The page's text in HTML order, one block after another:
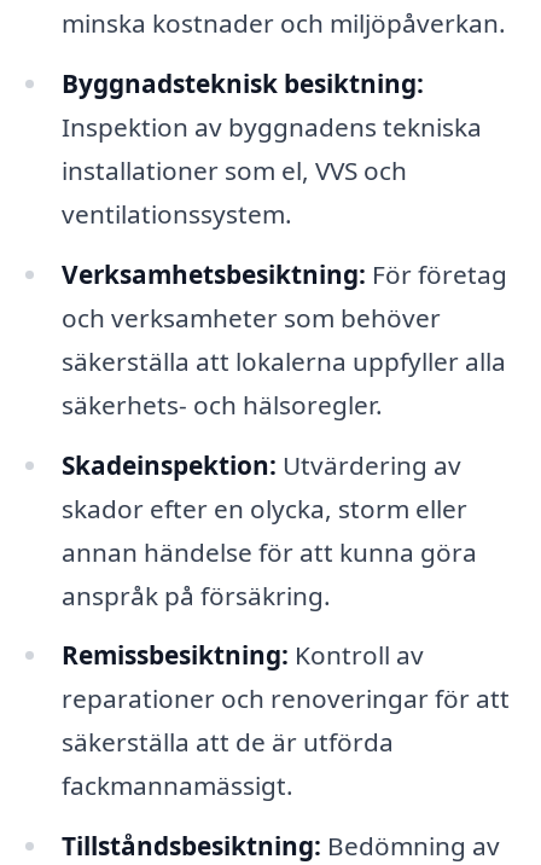
minska kostnader och miljöpåverkan.
Byggnadsteknisk besiktning:
Inspektion av byggnadens tekniska
installationer som el, VVS och
ventilationssystem.
Verksamhetsbesiktning: För företag
och verksamheter som behöver
säkerställa att lokalerna uppfyller alla
säkerhets- och hälsoregler.
Skadeinspektion: Utvärdering av
skador efter en olycka, storm eller
annan händelse för att kunna göra
anspråk på försäkring.
Remissbesiktning: Kontroll av
reparationer och renoveringar för att
säkerställa att de är utförda
fackmannamässigt.
Tillståndsbesiktning: Bedömning av